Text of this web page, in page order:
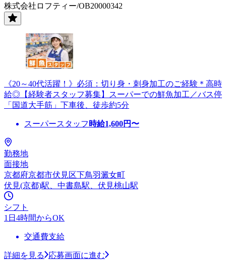
株式会社ロフティー/OB20000342
《20～40代活躍！》必須：切り身・刺身加工のご経験＊高時
給◎【経験者スタッフ募集】スーパーでの鮮魚加工／バス停
「国道大手筋」下車後、徒歩約5分
スーパースタッフ 時給1,600円〜
勤務地
面接地
京都府京都市伏見区下鳥羽澱女町
伏見(京都)駅、中書島駅、伏見桃山駅
シフト
1日4時間からOK
交通費支給
詳細を見る 応募画面に進む